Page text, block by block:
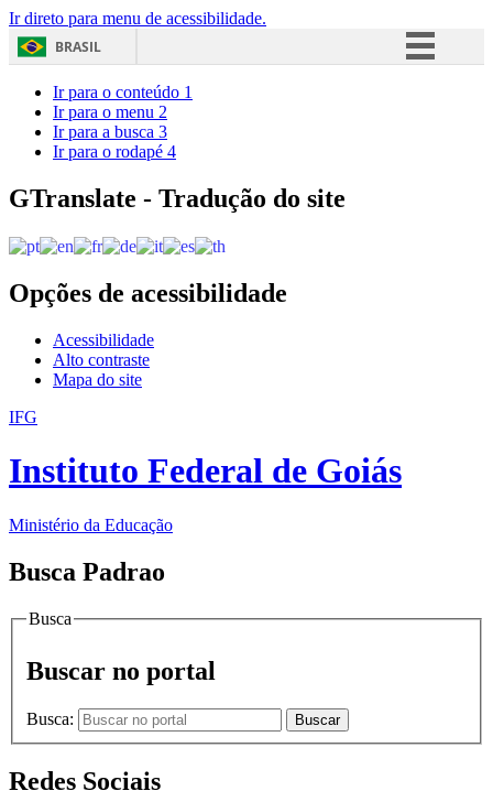
Ir direto para menu de acessibilidade.
BRASIL
Acesso à informação
Ir para o conteúdo 1
Ir para o menu 2
Ir para a busca 3
Ir para o rodapé 4
GTranslate - Tradução do site
Opções de acessibilidade
Acessibilidade
Alto contraste
Mapa do site
IFG
Instituto Federal de Goiás
Ministério da Educação
Busca Padrao
Busca
Buscar no portal
Busca: Buscar
Redes Sociais